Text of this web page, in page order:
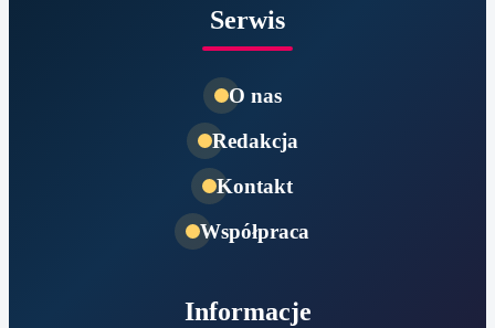
Serwis
O nas
Redakcja
Kontakt
Współpraca
Informacje